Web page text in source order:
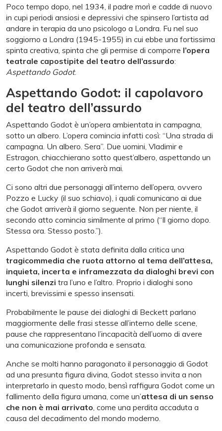
Poco tempo dopo, nel 1934, il padre morì e cadde di nuovo
in cupi periodi ansiosi e depressivi che spinsero l’artista ad
andare in terapia da uno psicologo a Londra. Fu nel suo
soggiorno a Londra (1945-1955) in cui ebbe una fortissima
spinta creativa, spinta che gli permise di comporre l’opera
teatrale capostipite del teatro dell’assurdo:
Aspettando Godot.
Aspettando Godot: il capolavoro
del teatro dell’assurdo
Aspettando Godot è un’opera ambientata in campagna,
sotto un albero. L’opera comincia infatti così: “Una strada di
campagna. Un albero. Sera”. Due uomini, Vladimir e
Estragon, chiacchierano sotto quest’albero, aspettando un
certo Godot che non arriverà mai.
Ci sono altri due personaggi all’interno dell’opera, ovvero
Pozzo e Lucky (il suo schiavo), i quali comunicano ai due
che Godot arriverà il giorno seguente. Non per niente, il
secondo atto comincia similmente al primo (“Il giorno dopo.
Stessa ora. Stesso posto.”).
Aspettando Godot è stata definita dalla critica una
tragicommedia che ruota attorno al tema dell’attesa,
inquieta, incerta e inframezzata da dialoghi brevi con
lunghi silenzi tra l’uno e l’altro. Proprio i dialoghi sono
incerti, brevissimi e spesso insensati.
Probabilmente le pause dei dialoghi di Beckett parlano
maggiormente delle frasi stesse all’interno delle scene,
pause che rappresentano l’incapacità dell’uomo di avere
una comunicazione profonda e sensata.
Anche se molti hanno paragonato il personaggio di Godot
ad una presunta figura divina, Godot stesso invita a non
interpretarlo in questo modo, bensì raffigura Godot come un
fallimento della figura umana, come un’attesa di un senso
che non è mai arrivato , come una perdita accaduta a
causa del decadimento del mondo moderno.